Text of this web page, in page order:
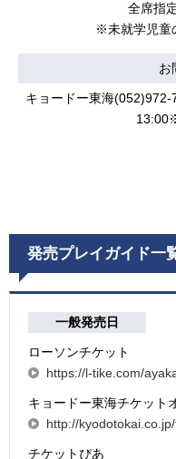
全席指
※未就学児童
お
キョードー東海
発売プレイガイド一
一般発売日
ローソンチケット
https://l-tike.com/
キョードー東海チケット
http://
チケットぴあ